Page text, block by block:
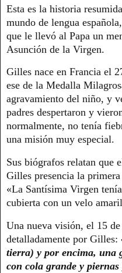
Esta es la historia
mundo de lengua
que le llevó al Papa un
Asunción de la Virgen.
Gilles nace en Francia el
ese de la Medalla
agravamiento del niño, y
padres despertaron y
normalmente, no tenía
una misión muy especial.
Sus biógrafos relatan que
Gilles presencia la
«La Santísima Virgen
cubierta con un velo
Una nueva visión, el 15
detalladamente por Gilles:
tierra) y por encima, una
con cola grande y